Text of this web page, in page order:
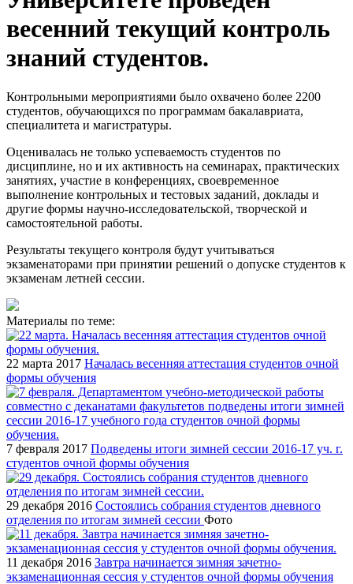
весенний текущий контроль
знаний студентов.
Контрольными мероприятиями было охвачено более 2200
студентов, обучающихся по программам бакалавриата,
специалитета и магистратуры.
Оценивалась не только успеваемость студентов по
дисциплине, но и их активность на семинарах, практических
занятиях, участие в конференциях, своевременное
выполнение контрольных и тестовых заданий, доклады и
другие формы научно-исследовательской, творческой и
самостоятельной работы.
Результаты текущего контроля будут учитываться
экзаменаторами при принятии решений о допуске студентов к
экзаменам летней сессии.
Материалы по теме:
22 марта 2017 Началась весенняя аттестация студентов очной
формы обучения
7 февраля 2017 Подведены итоги зимней сессии 2016-17 уч. г.
студентов очной формы обучения
29 декабря 2016 Состоялись собрания студентов дневного
отделения по итогам зимней сессии Фото
11 декабря 2016 Завтра начинается зимняя зачетно-
экзаменационная сессия у студентов очной формы обучения